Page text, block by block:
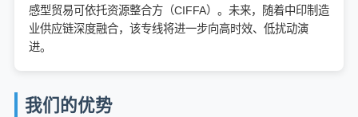
感型贸易可依托资源整合方（CIFFA）。未来，随着中印制造
业供应链深度融合，该专线将进一步向高时效、低扰动演
进。
我们的优势